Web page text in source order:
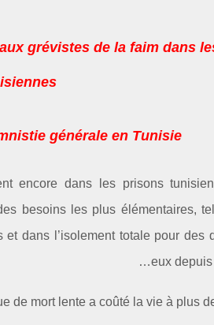
grévistes de la faim dans
générale en Tunisie
encore dans les prisons
besoins les plus élémentaires,
dans l’isolement totale pour des
eux depuis
de mort lente a coûté la vie à plus